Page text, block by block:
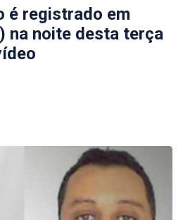
é registrado em
na noite desta terça